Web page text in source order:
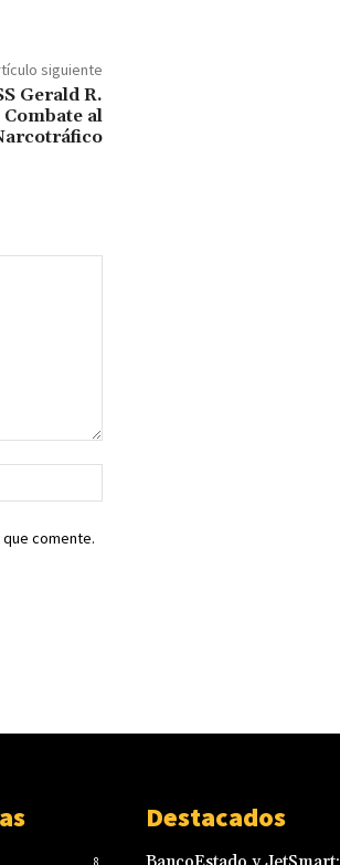
siguiente
Gerald R.
al
web:
comente.
8
Destacados